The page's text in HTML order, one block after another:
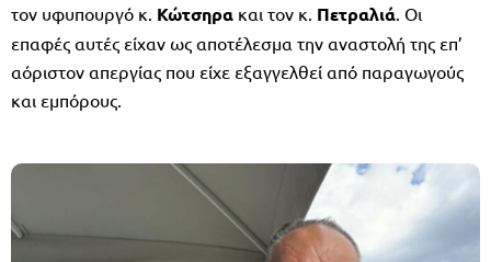
τον υφυπουργό κ. Κώτσηρα και τον κ. Πετραλιά . Οι
επαφές αυτές είχαν ως αποτέλεσμα την αναστολή της επ’
αόριστον απεργίας που είχε εξαγγελθεί από παραγωγούς
και εμπόρους.